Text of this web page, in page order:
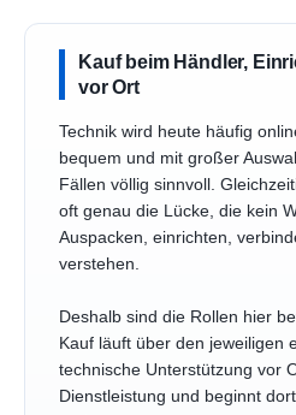
Kauf beim Händler,
vor Ort
Technik wird heute häufig
bequem und mit großer
Fällen völlig sinnvoll.
oft genau die Lücke, die kein
Auspacken, einrichten,
verstehen.
Deshalb sind die Rollen hier
Kauf läuft über den jeweiligen
technische Unterstützung vor
Dienstleistung und beginnt